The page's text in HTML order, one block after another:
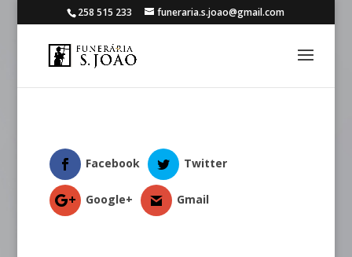
258 515 233 funeraria.s.joao@gmail.com
Facebook Twitter
Google+ Gmail